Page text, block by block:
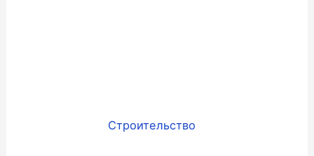
Строительство